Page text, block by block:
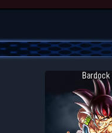
Bardock